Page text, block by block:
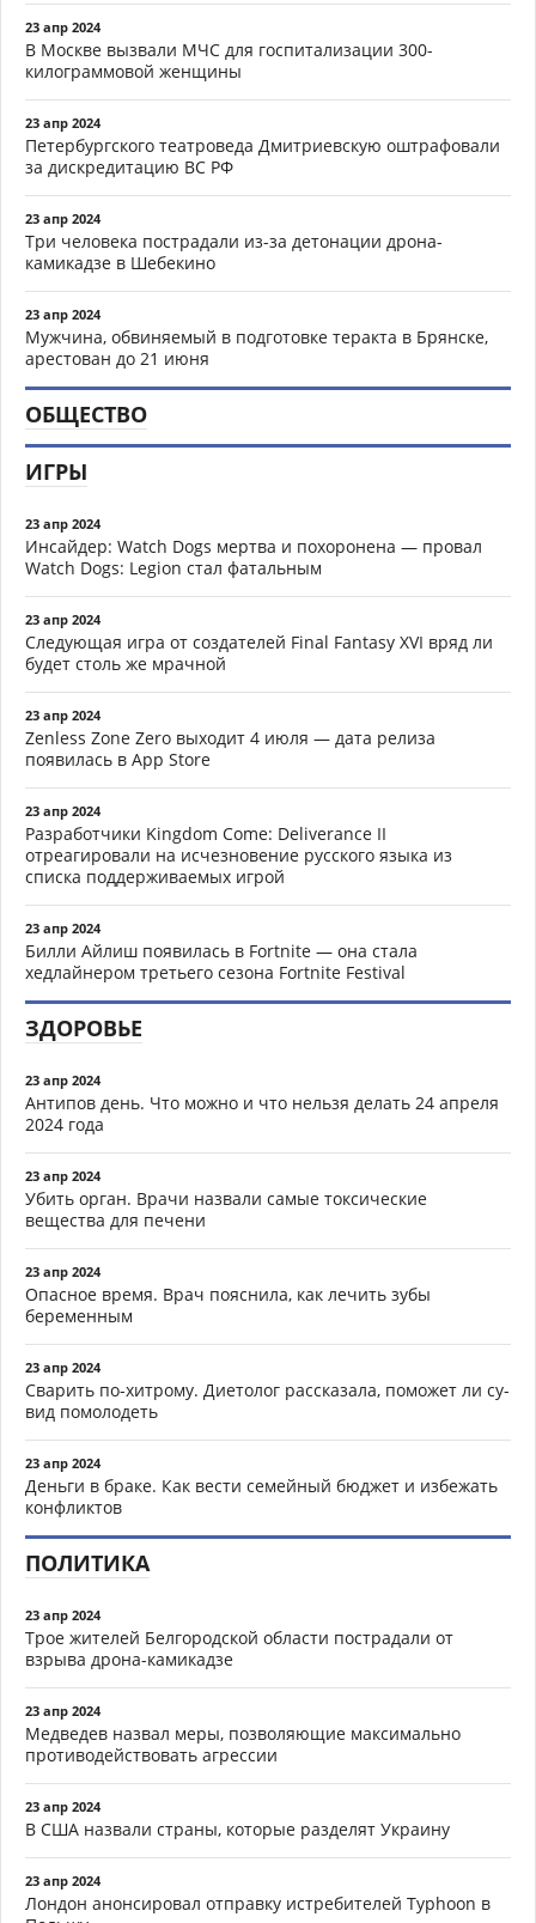
23 апр 2024
В Москве вызвали МЧС для госпитализации 300-
килограммовой женщины
23 апр 2024
Петербургского театроведа Дмитриевскую оштрафовали
за дискредитацию ВС РФ
23 апр 2024
Три человека пострадали из-за детонации дрона-
камикадзе в Шебекино
23 апр 2024
Мужчина, обвиняемый в подготовке теракта в Брянске,
арестован до 21 июня
ОБЩЕСТВО
ИГРЫ
23 апр 2024
Инсайдер: Watch Dogs мертва и похоронена — провал
Watch Dogs: Legion стал фатальным
23 апр 2024
Следующая игра от создателей Final Fantasy XVI вряд ли
будет столь же мрачной
23 апр 2024
Zenless Zone Zero выходит 4 июля — дата релиза
появилась в App Store
23 апр 2024
Разработчики Kingdom Come: Deliverance II
отреагировали на исчезновение русского языка из
списка поддерживаемых игрой
23 апр 2024
Билли Айлиш появилась в Fortnite — она стала
хедлайнером третьего сезона Fortnite Festival
ЗДОРОВЬЕ
23 апр 2024
Антипов день. Что можно и что нельзя делать 24 апреля
2024 года
23 апр 2024
Убить орган. Врачи назвали самые токсические
вещества для печени
23 апр 2024
Опасное время. Врач пояснила, как лечить зубы
беременным
23 апр 2024
Сварить по-хитрому. Диетолог рассказала, поможет ли су-
вид помолодеть
23 апр 2024
Деньги в браке. Как вести семейный бюджет и избежать
конфликтов
ПОЛИТИКА
23 апр 2024
Трое жителей Белгородской области пострадали от
взрыва дрона-камикадзе
23 апр 2024
Медведев назвал меры, позволяющие максимально
противодействовать агрессии
23 апр 2024
В США назвали страны, которые разделят Украину
23 апр 2024
Лондон анонсировал отправку истребителей Typhoon в